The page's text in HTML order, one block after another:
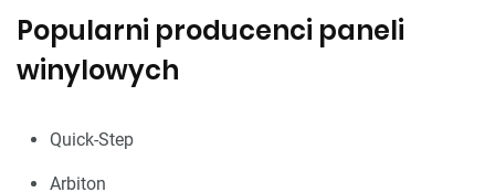
Popularni producenci paneli
winylowych
Quick-Step
Arbiton